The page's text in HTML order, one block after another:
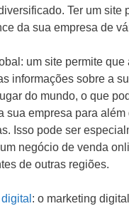
Ter um site
da sua empresa de
um site permite que
informações sobre a
do mundo, o que
sua empresa para além
Isso pode ser
negócio de venda
de outras regiões.
: o marketing